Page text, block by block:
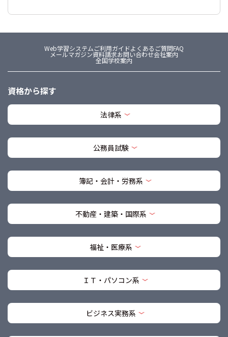
Web学習システムご利用ガイドよくあるご質問FAQ
メールマガジン資料請求お問い合わせ会社案内
全国学校案内
資格から探す
法律系
公務員試験
簿記・会計・労務系
不動産・建築・国際系
福祉・医療系
ＩＴ・パソコン系
ビジネス実務系